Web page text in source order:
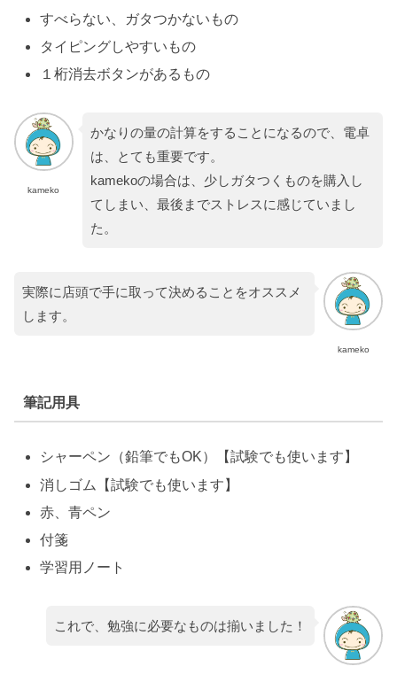
すべらない、ガタつかないもの
タイピングしやすいもの
１桁消去ボタンがあるもの
kameko
かなりの量の計算をすることになるので、電卓
は、とても重要です。
kamekoの場合は、少しガタつくものを購入し
てしまい、最後までストレスに感じていまし
た。
kameko
実際に店頭で手に取って決めることをオススメ
します。
筆記用具
シャーペン（鉛筆でもOK）【試験でも使います】
消しゴム【試験でも使います】
赤、青ペン
付箋
学習用ノート
これで、勉強に必要なものは揃いました！